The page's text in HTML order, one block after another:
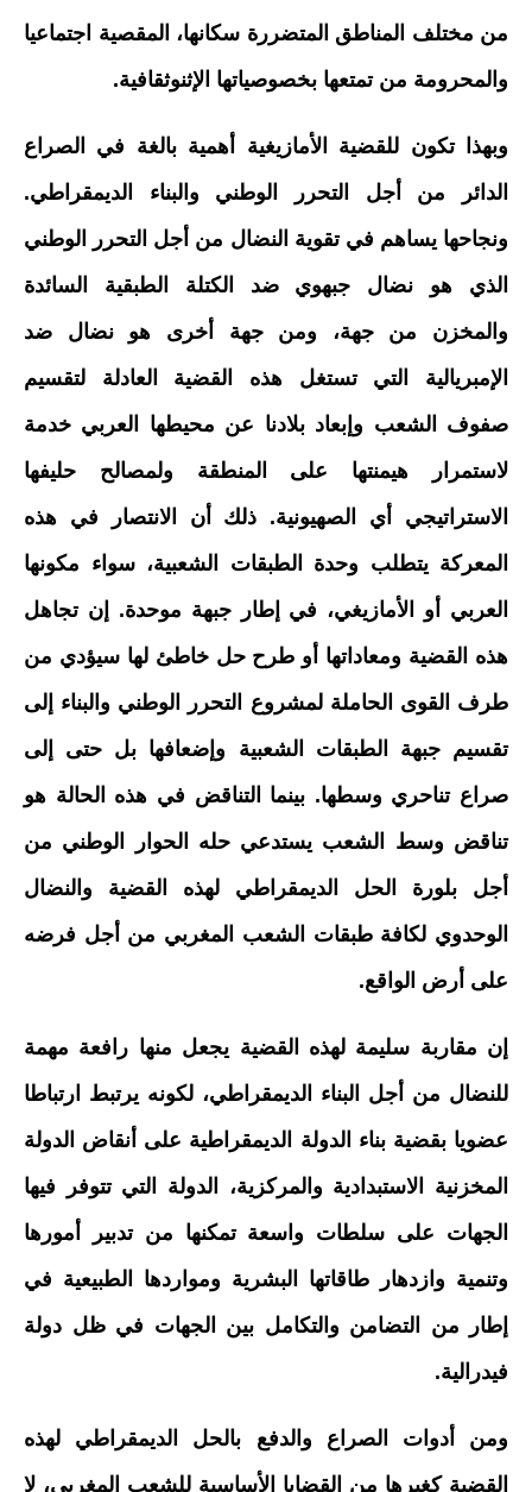
من مختلف المناطق المتضررة سكانها، المقصية اجتماعيا
والمحرومة من تمتعها بخصوصياتها الإثنوثقافية.
وبهذا تكون للقضية الأمازيغية أهمية بالغة في الصراع
الدائر من أجل التحرر الوطني والبناء الديمقراطي.
ونجاحها يساهم في تقوية النضال من أجل التحرر الوطني
الذي هو نضال جبهوي ضد الكتلة الطبقية السائدة
والمخزن من جهة، ومن جهة أخرى هو نضال ضد
الإمبريالية التي تستغل هذه القضية العادلة لتقسيم
صفوف الشعب وإبعاد بلادنا عن محيطها العربي خدمة
لاستمرار هيمنتها على المنطقة ولمصالح حليفها
الاستراتيجي أي الصهيونية. ذلك أن الانتصار في هذه
المعركة يتطلب وحدة الطبقات الشعبية، سواء مكونها
العربي أو الأمازيغي، في إطار جبهة موحدة. إن تجاهل
هذه القضية ومعاداتها أو طرح حل خاطئ لها سيؤدي من
طرف القوى الحاملة لمشروع التحرر الوطني والبناء إلى
تقسيم جبهة الطبقات الشعبية وإضعافها بل حتى إلى
صراع تناحري وسطها. بينما التناقض في هذه الحالة هو
تناقض وسط الشعب يستدعي حله الحوار الوطني من
أجل بلورة الحل الديمقراطي لهذه القضية والنضال
الوحدوي لكافة طبقات الشعب المغربي من أجل فرضه
على أرض الواقع.
إن مقاربة سليمة لهذه القضية يجعل منها رافعة مهمة
للنضال من أجل البناء الديمقراطي، لكونه يرتبط ارتباطا
عضويا بقضية بناء الدولة الديمقراطية على أنقاض الدولة
المخزنية الاستبدادية والمركزية، الدولة التي تتوفر فيها
الجهات على سلطات واسعة تمكنها من تدبير أمورها
وتنمية وازدهار طاقاتها البشرية ومواردها الطبيعية في
إطار من التضامن والتكامل بين الجهات في ظل دولة
فيدرالية.
ومن أدوات الصراع والدفع بالحل الديمقراطي لهذه
القضية كغيرها من القضايا الأساسية للشعب المغربي، لا